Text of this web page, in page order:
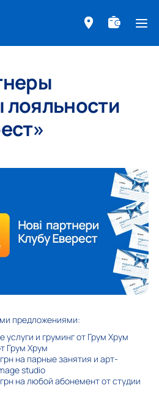
предложениями:
услуги и груминг от Грум Хрум
Грум Хрум
на парные занятия и арт-
studio
на любой абонемент от студии